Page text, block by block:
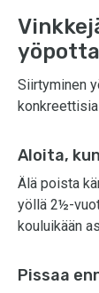
Siirtyminen
Aloita,
Älä poista
yöllä 2½-
kouluikään
Pissaa